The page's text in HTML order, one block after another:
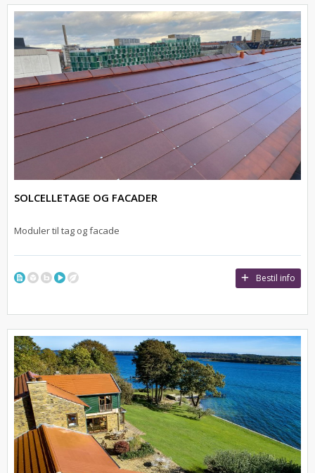
SOLCELLETAGE OG FACADER
Moduler til tag og facade
Bestil info